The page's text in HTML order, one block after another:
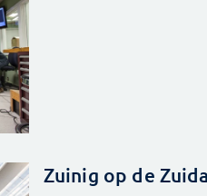
Zuinig op de